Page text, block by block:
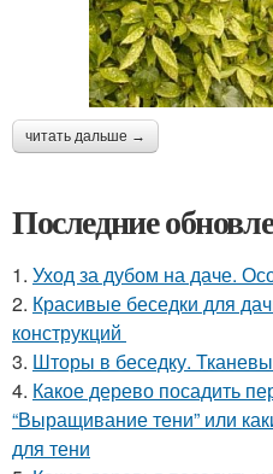
читать дальше →
Последние
1. Уход за дубом на даче.
2. Красивые беседки для
конструкций
3. Шторы в беседку.
4. Какое дерево посадить
“Выращивание тени” или
для тени